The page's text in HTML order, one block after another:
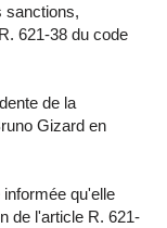
sanctions,
621-38 du code
de la
Gizard en
qu'elle
de l'article R. 621-